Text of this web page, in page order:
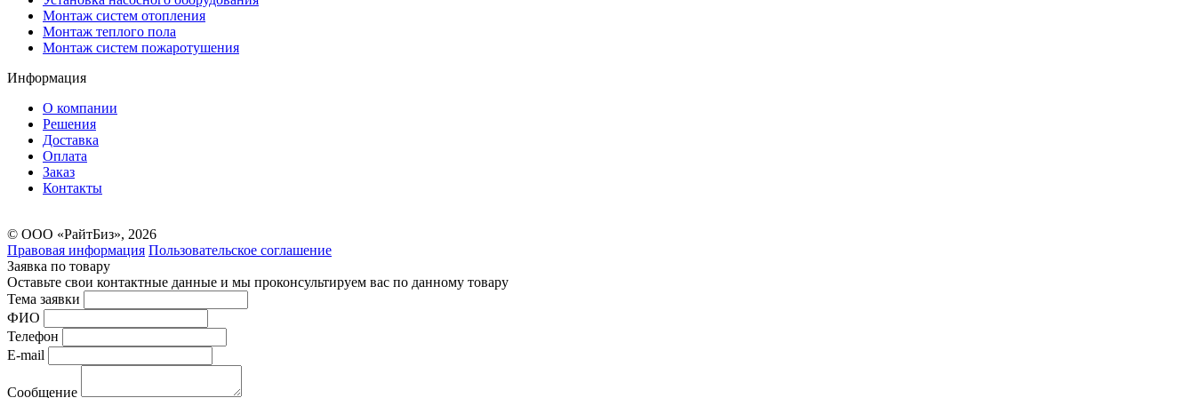
Монтаж систем отопления
Монтаж теплого пола
Монтаж систем пожаротушения
Информация
О компании
Решения
Доставка
Оплата
Заказ
Контакты
© ООО «РайтБиз», 2026
Правовая информация Пользовательское соглашение
Заявка по товару
Оставьте свои контактные данные и мы проконсультируем вас по данному товару
Тема заявки
ФИО
Телефон
E-mail
Сообщение